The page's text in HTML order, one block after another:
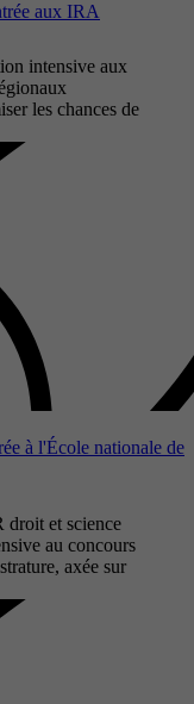
aux IRA
intensive aux
les chances de
à l'École nationale de
droit et science
au concours
axée sur